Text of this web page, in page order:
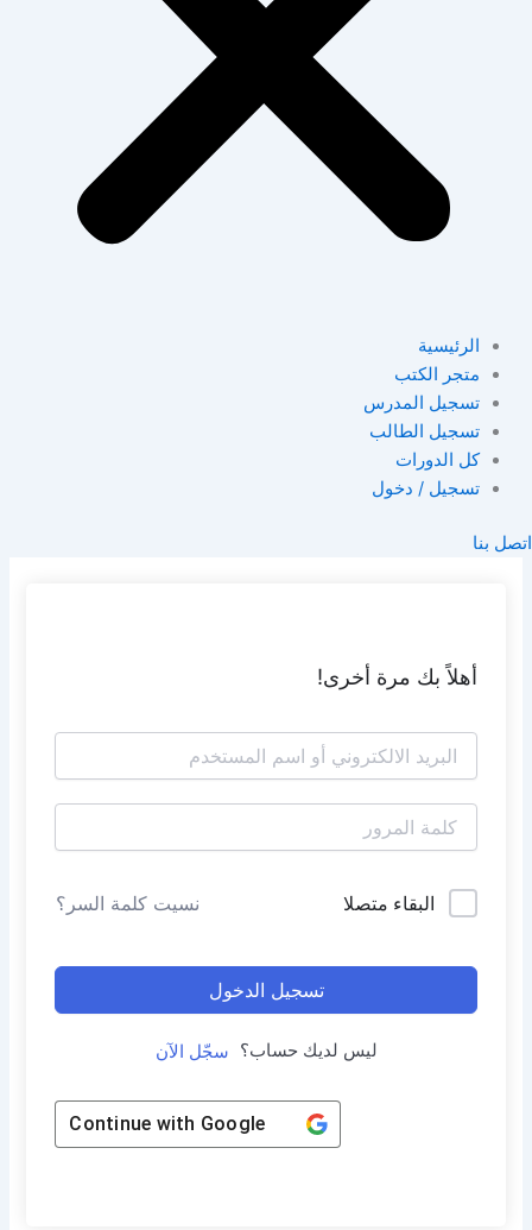
الرئيسية
متجر الكتب
تسجيل المدرس
تسجيل الطالب
كل الدورات
تسجيل / دخول
اتصل بنا
أهلاً بك مرة أخرى!
البقاء متصلا نسيت كلمة السر؟
تسجيل الدخول
ليس لديك حساب؟ سجّل الآن
Continue with Google